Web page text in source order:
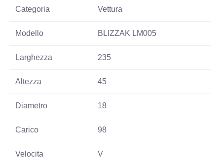
Categoria Vettura
Modello BLIZZAK LM005
Larghezza 235
Altezza 45
Diametro 18
Carico 98
Velocita V